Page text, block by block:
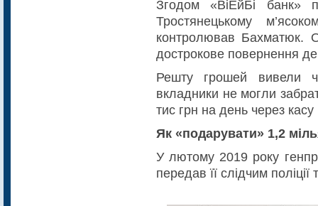
Згодом «ВіЕйБі банк»
Тростянецькому
контролював Бахматюк.
дострокове повернення
Решту грошей вивели
вкладники не могли
тис грн на день через касу
Як «подарувати» 1,2
У лютому 2019 року
передав її слідчим